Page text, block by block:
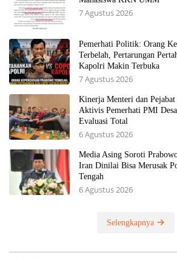
7 Agustus 2026
Pemerhati Politik: Orang
Terbelah, Pertarungan
Kapolri Makin Terbuka
7 Agustus 2026
Kinerja Menteri dan
Aktivis Pemerhati PMI
Evaluasi Total
6 Agustus 2026
Media Asing Soroti
Iran Dinilai Bisa Merusak
Tengah
6 Agustus 2026
Selengkapnya